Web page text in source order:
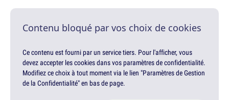
Contenu bloqué par vos choix de cookies
Ce contenu est fourni par un service tiers. Pour l'afficher, vous
devez accepter les cookies dans vos paramètres de confidentialité.
Modifiez ce choix à tout moment via le lien "Paramètres de Gestion
de la Confidentialité" en bas de page.